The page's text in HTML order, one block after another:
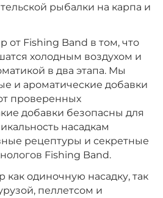
рыбалки на карпа и
от Fishing Band в том, что
холодным воздухом и
в два этапа. Мы
и ароматические добавки
проверенных
добавки безопасны для
насадкам
рецептуры и секретные
Fishing Band.
как одиночную насадку, так
пеллетсом и